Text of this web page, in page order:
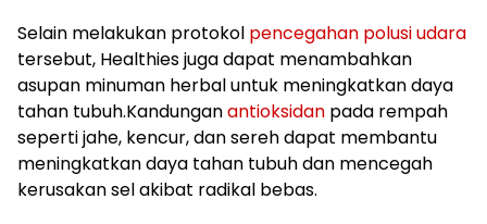
Selain melakukan protokol pencegahan polusi udara
tersebut, Healthies juga dapat menambahkan
asupan minuman herbal untuk meningkatkan daya
tahan tubuh.Kandunganantioksidan pada rempah
seperti jahe, kencur, dan sereh dapat membantu
meningkatkan daya tahan tubuh dan mencegah
kerusakan sel akibat radikal bebas.